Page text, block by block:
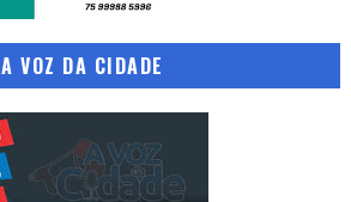
A VOZ DA CIDADE